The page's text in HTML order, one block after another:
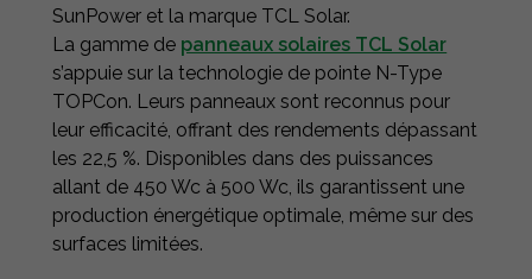
SunPower et la marque TCL Solar.
La gamme de panneaux solaires TCL Solar
s’appuie sur la technologie de pointe N-Type
TOPCon. Leurs panneaux sont reconnus pour
leur efficacité, offrant des rendements dépassant
les 22,5 %. Disponibles dans des puissances
allant de 450 Wc à 500 Wc, ils garantissent une
production énergétique optimale, même sur des
surfaces limitées.